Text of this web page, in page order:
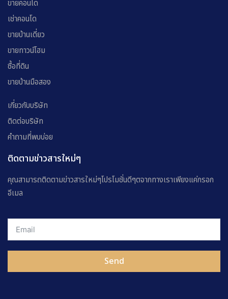
ขายคอนโด
เช่าคอนโด
ขายบ้านเดี่ยว
ขายทาวน์โฮม
ซื้อที่ดิน
ขายบ้านมือสอง
เกี่ยวกับบริษัท
ติดต่อบริษัท
คำถามที่พบบ่อย
ติดตามข่าวสารใหม่ๆ
คุณสามารถติดตามข่าวสารใหม่ๆโปรโมชั่นดีๆตจากทางเราเพียงแค่กรอก
อีเมล
Send